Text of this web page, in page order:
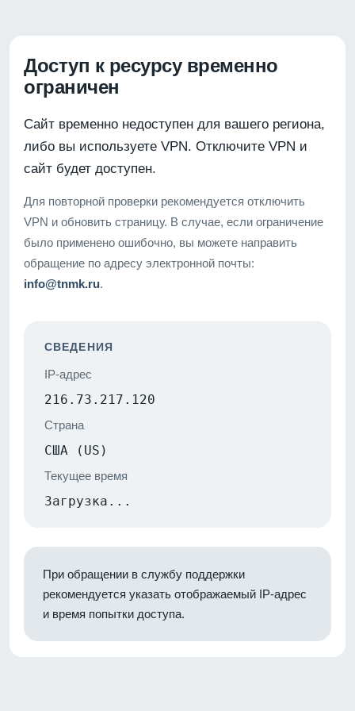
Доступ к ресурсу временно
ограничен
Сайт временно недоступен для вашего региона,
либо вы используете VPN. Отключите VPN и
сайт будет доступен.
Для повторной проверки рекомендуется отключить
VPN и обновить страницу. В случае, если ограничение
было применено ошибочно, вы можете направить
обращение по адресу электронной почты:
info@tnmk.ru.
СВЕДЕНИЯ
IP-адрес
216.73.217.120
Страна
США (US)
Текущее время
Загрузка...
При обращении в службу поддержки
рекомендуется указать отображаемый IP-адрес
и время попытки доступа.